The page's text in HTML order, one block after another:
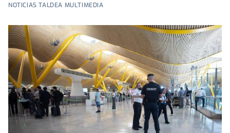
NOTICIAS TALDEA MULTIMEDIA